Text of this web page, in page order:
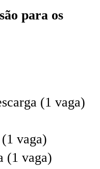
para os
(1 vaga)
vaga)
(1 vaga)